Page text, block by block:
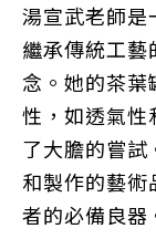
湯宣武老師是
繼承傳統工
念。她的茶葉
性，如透氣性
了大膽的嘗
和製作的藝
者的必備良器